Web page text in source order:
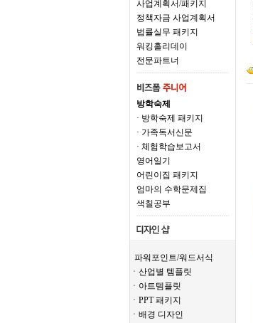
사업계획서/패키지
정책자금 사업계획서
법률실무 패키지
워킹홀리데이
전문파트너
방학숙제
· 방학숙제 패키지
· 가족독서신문
· 체험학습보고서
영어일기
어린이집 패키지
엄마의 수학문제집
색칠공부
파워포인트/워드서식
ㆍ산업별 템플릿
ㆍ아트템플릿
ㆍPPT 패키지
ㆍ배경 디자인